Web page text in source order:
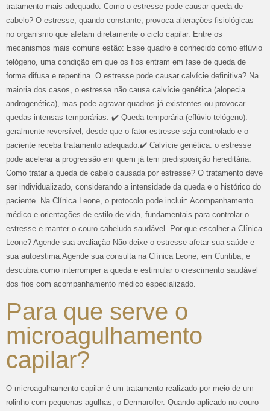
tratamento mais adequado. Como o estresse pode causar queda de
cabelo? O estresse, quando constante, provoca alterações fisiológicas
no organismo que afetam diretamente o ciclo capilar. Entre os
mecanismos mais comuns estão: Esse quadro é conhecido como eflúvio
telógeno, uma condição em que os fios entram em fase de queda de
forma difusa e repentina. O estresse pode causar calvície definitiva? Na
maioria dos casos, o estresse não causa calvície genética (alopecia
androgenética), mas pode agravar quadros já existentes ou provocar
quedas intensas temporárias. ✔️ Queda temporária (eflúvio telógeno):
geralmente reversível, desde que o fator estresse seja controlado e o
paciente receba tratamento adequado.✔️ Calvície genética: o estresse
pode acelerar a progressão em quem já tem predisposição hereditária.
Como tratar a queda de cabelo causada por estresse? O tratamento deve
ser individualizado, considerando a intensidade da queda e o histórico do
paciente. Na Clínica Leone, o protocolo pode incluir: Acompanhamento
médico e orientações de estilo de vida, fundamentais para controlar o
estresse e manter o couro cabeludo saudável. Por que escolher a Clínica
Leone? Agende sua avaliação Não deixe o estresse afetar sua saúde e
sua autoestima.Agende sua consulta na Clínica Leone, em Curitiba, e
descubra como interromper a queda e estimular o crescimento saudável
dos fios com acompanhamento médico especializado.
Para que serve o
microagulhamento
capilar?
O microagulhamento capilar é um tratamento realizado por meio de um
rolinho com pequenas agulhas, o Dermaroller. Quando aplicado no couro